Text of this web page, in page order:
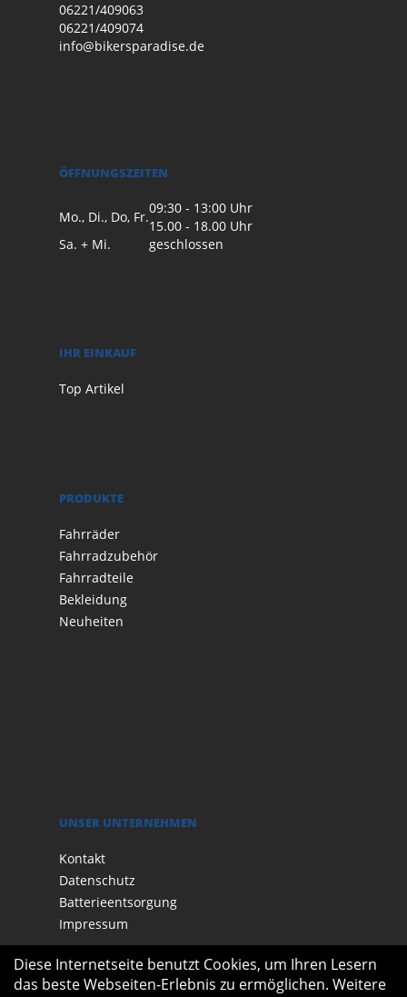
06221/409063
06221/409074
info@bikersparadise.de
ÖFFNUNGSZEITEN
Mo., Di., Do, Fr.
09:30 - 13:00 Uhr
15.00 - 18.00 Uhr
Sa. + Mi.
geschlossen
IHR EINKAUF
Top Artikel
PRODUKTE
Fahrräder
Fahrradzubehör
Fahrradteile
Bekleidung
Neuheiten
UNSER UNTERNEHMEN
Kontakt
Datenschutz
Batterieentsorgung
Impressum
Diese Internetseite benutzt Cookies, um Ihren Lesern
das beste Webseiten-Erlebnis zu ermöglichen. Weitere